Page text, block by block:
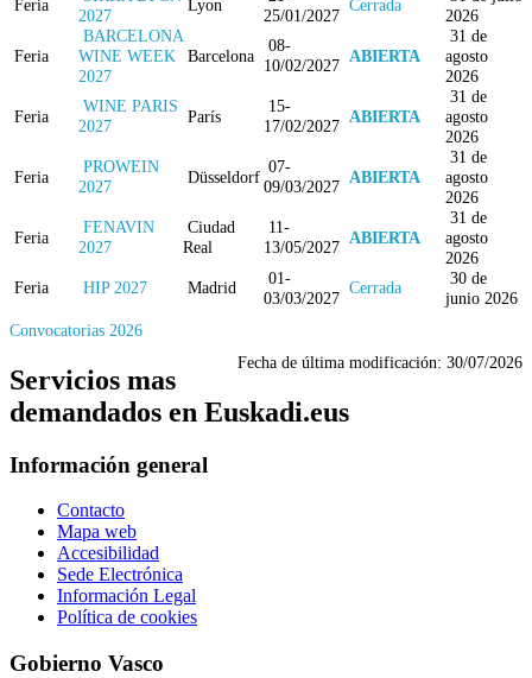
Feria
2027
Lyon
25/01/2027
Cerrada
2026
Feria
BARCELONA
WINE WEEK
2027
Barcelona
08-
10/02/2027 ABIERTA
31 de
agosto
2026
Feria
WINE PARIS
2027
París
15-
17/02/2027 ABIERTA
31 de
agosto
2026
Feria
PROWEIN
2027
Düsseldorf
07-
09/03/2027 ABIERTA
31 de
agosto
2026
Feria
FENAVIN
2027
Ciudad
Real
11-
13/05/2027 ABIERTA
31 de
agosto
2026
Feria
HIP 2027 Madrid
01-
03/03/2027
Cerrada
30 de
junio 2026
Convocatorias 2026
Fecha de última modificación: 30/07/2026
Servicios mas
demandados en Euskadi.eus
Información general
Contacto
Mapa web
Accesibilidad
Sede Electrónica
Información Legal
Política de cookies
Gobierno Vasco